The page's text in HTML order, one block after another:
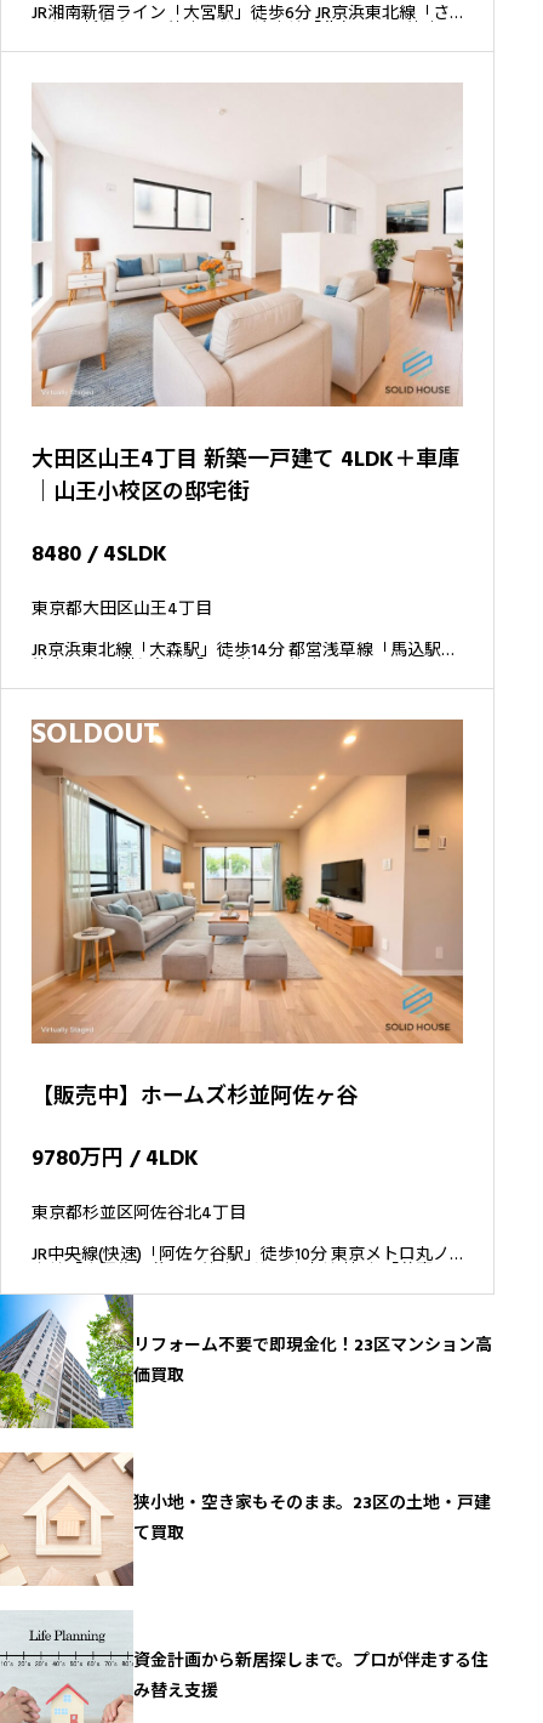
JR湘南新宿ライン「大宮駅」徒歩6分 JR京浜東北線「さ
分
大田区山王4丁目 新築一戸建て 4LDK＋車庫
｜山王小校区の邸宅街
8480 / 4SLDK
東京都大田区山王4丁目
JR京浜東北線「大森駅」徒歩14分 都営浅草線「馬込駅」
SOLDOUT
【販売中】ホームズ杉並阿佐ヶ谷
9780万円 / 4LDK
東京都杉並区阿佐谷北4丁目
JR中央線(快速)「阿佐ケ谷駅」徒歩10分 東京メトロ丸ノ
駅」徒歩23分
リフォーム不要で即現金化！23区マンション高
価買取
狭小地・空き家もそのまま。23区の土地・戸建
て買取
資金計画から新居探しまで。プロが伴走する住
み替え支援